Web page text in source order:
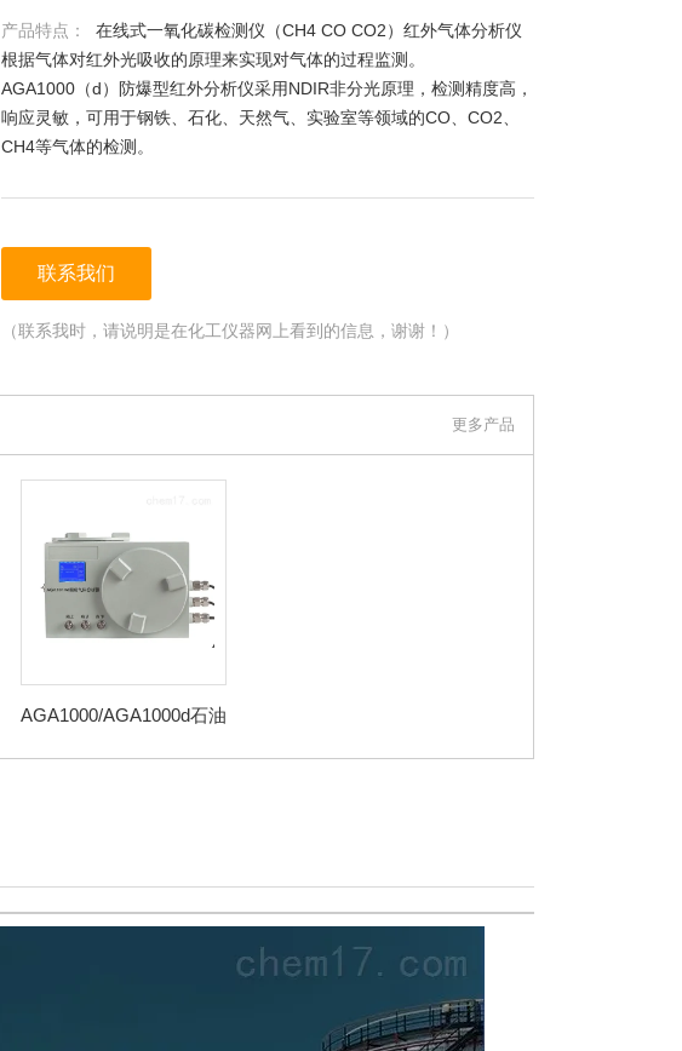
产品特点： 在线式一氧化碳检测仪（CH4 CO CO2）红外气体分析仪
根据气体对红外光吸收的原理来实现对气体的过程监测。
AGA1000（d）防爆型红外分析仪采用NDIR非分光原理，检测精度高，
响应灵敏，可用于钢铁、石化、天然气、实验室等领域的CO、CO2、
CH4等气体的检测。
联系我们
（联系我时，请说明是在化工仪器网上看到的信息，谢谢！）
更多产品
AGA1000/AGA1000d石油
统